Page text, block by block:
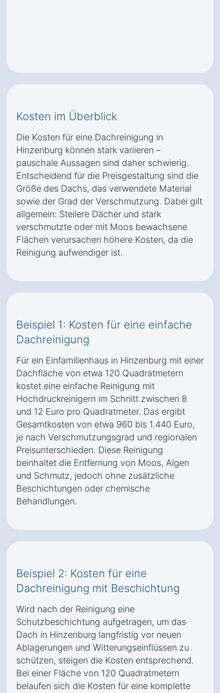
Kosten im Überblick
Die Kosten für eine Dachreinigung in
Hinzenburg können stark variieren –
pauschale Aussagen sind daher schwierig.
Entscheidend für die Preisgestaltung sind die
Größe des Dachs, das verwendete Material
sowie der Grad der Verschmutzung. Dabei gilt
allgemein: Steilere Dächer und stark
verschmutzte oder mit Moos bewachsene
Flächen verursachen höhere Kosten, da die
Reinigung aufwendiger ist.
Beispiel 1: Kosten für eine einfache
Dachreinigung
Für ein Einfamilienhaus in Hinzenburg mit einer
Dachfläche von etwa 120 Quadratmetern
kostet eine einfache Reinigung mit
Hochdruckreinigern im Schnitt zwischen 8
und 12 Euro pro Quadratmeter. Das ergibt
Gesamtkosten von etwa 960 bis 1.440 Euro,
je nach Verschmutzungsgrad und regionalen
Preisunterschieden. Diese Reinigung
beinhaltet die Entfernung von Moos, Algen
und Schmutz, jedoch ohne zusätzliche
Beschichtungen oder chemische
Behandlungen.
Beispiel 2: Kosten für eine
Dachreinigung mit Beschichtung
Wird nach der Reinigung eine
Schutzbeschichtung aufgetragen, um das
Dach in Hinzenburg langfristig vor neuen
Ablagerungen und Witterungseinflüssen zu
schützen, steigen die Kosten entsprechend.
Bei einer Fläche von 120 Quadratmetern
belaufen sich die Kosten für eine komplette